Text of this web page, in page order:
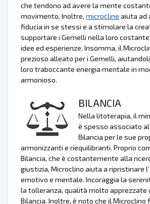
che tendono ad avere la mente
movimento. Inoltre, microcline aiuta ad
fiducia in se stessi e a stimolare la
supportare i Gemelli nella loro costante
idee ed esperienze. Insomma, il
prezioso alleato per i Gemelli,
loro traboccante energia mentale in
armonioso.
BILANCIA
Nella litoterapia, il
è spesso associato
Bilancia per le sue
armonizzanti e riequilibranti. Proprio
Bilancia, che è costantemente alla
giustizia, Microclino aiuta a ripristinare
emotivo e mentale. Incoraggia la
la tolleranza, qualità molto apprezzate
Bilancia. Inoltre, è noto che il Microclino